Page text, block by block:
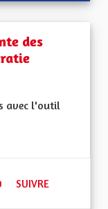
des
avec l'outil
50 ABONNÉS
SUIVRE